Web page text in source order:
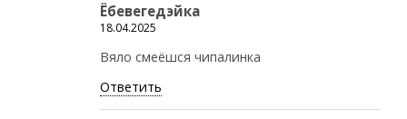
Ёбевегедэйка
18.04.2025
Вяло смеёшся чипалинка
Ответить